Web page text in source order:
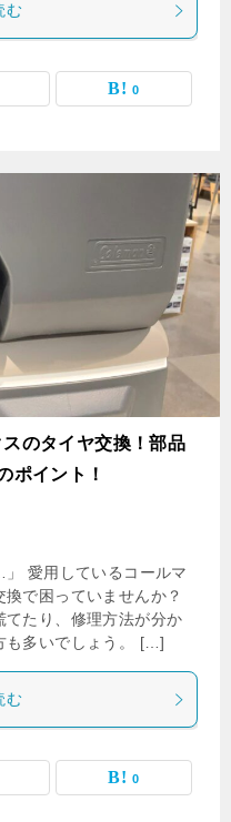
む
0
のタイヤ交換！部品
ポイント！
愛用しているコールマ
で困っていませんか？
てたり、修理方法が分か
も多いでしょう。 […]
む
0